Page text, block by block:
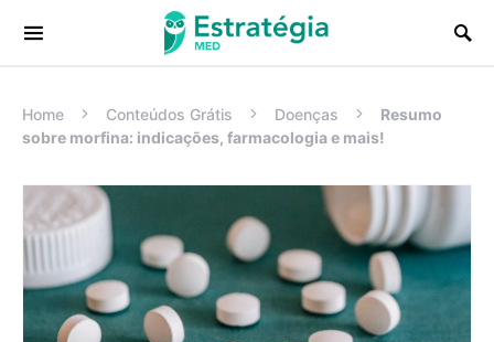
Procurar:
Home Conteúdos Grátis Doenças
Resumo
sobre morfina: indicações, farmacologia e mais!